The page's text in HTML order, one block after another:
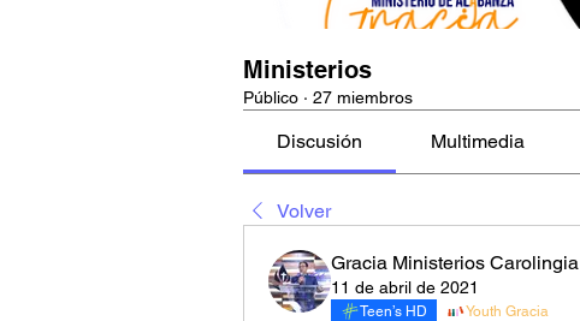
Ministerios
Público · 27 miembros
Discusión Multimedia
Volver
Gracia Ministerios Carolingia
11 de abril de 2021
Teen’s HD Youth Gracia